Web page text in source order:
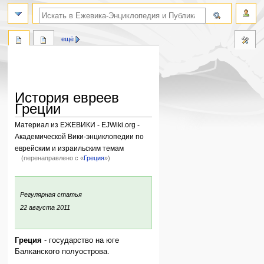
История евреев
Греции
Материал из ЕЖЕВИКИ - EJWiki.org -
Академической Вики-энциклопедии по
еврейским и израильским темам
(перенаправлено с «Греция»)
Перейти
навигации
Перейти
поиску
Регулярная статья
22 августа 2011
Греция - государство на юге
Балканского полуострова.
ещё
поиск по словам